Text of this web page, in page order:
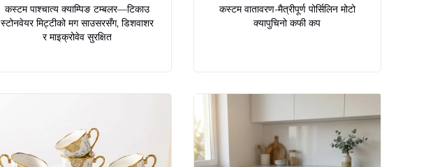
कस्टम पाश्चात्य क्याम्पिङ टम्बलर—टिकाउ
स्टोनवेयर मिट्टीको मग साउसरसँग, डिशवाशर
र माइक्रोवेव सुरक्षित
कस्टम वातावरण-मैत्रीपूर्ण पोर्सिलिन मोटो
क्यापुचिनो कफी कप